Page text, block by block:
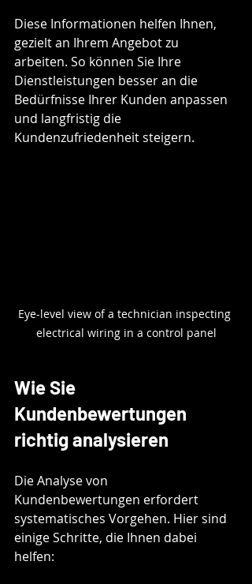
Diese Informationen helfen Ihnen,
gezielt an Ihrem Angebot zu
arbeiten. So können Sie Ihre
Dienstleistungen besser an die
Bedürfnisse Ihrer Kunden anpassen
und langfristig die
Kundenzufriedenheit steigern.
Eye-level view of a technician inspecting
electrical wiring in a control panel
Wie Sie
Kundenbewertungen
richtig analysieren
Die Analyse von
Kundenbewertungen erfordert
systematisches Vorgehen. Hier sind
einige Schritte, die Ihnen dabei
helfen: